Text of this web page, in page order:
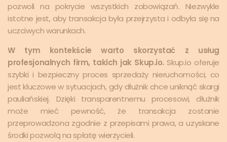
pozwoli na pokrycie wszystkich zobowiązań. Niezwykle
istotne jest, aby transakcja była przejrzysta i odbyła się na
uczciwych warunkach.
W tym kontekście warto skorzystać z usług
profesjonalnych firm, takich jak Skup.io. Skup.io oferuje
szybki i bezpieczny proces sprzedaży nieruchomości, co
jest kluczowe w sytuacjach, gdy dłużnik chce uniknąć skargi
pauliańskiej. Dzięki transparentnemu procesowi, dłużnik
może mieć pewność, że transakcja zostanie
przeprowadzona zgodnie z przepisami prawa, a uzyskane
środki pozwolą na spłatę wierzycieli.